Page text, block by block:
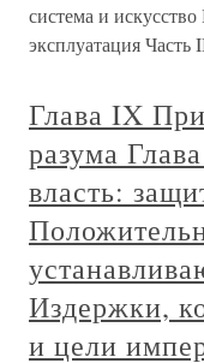
система и
эксплуатация
Глава IX
разума
власть:
Издержки,
и цели